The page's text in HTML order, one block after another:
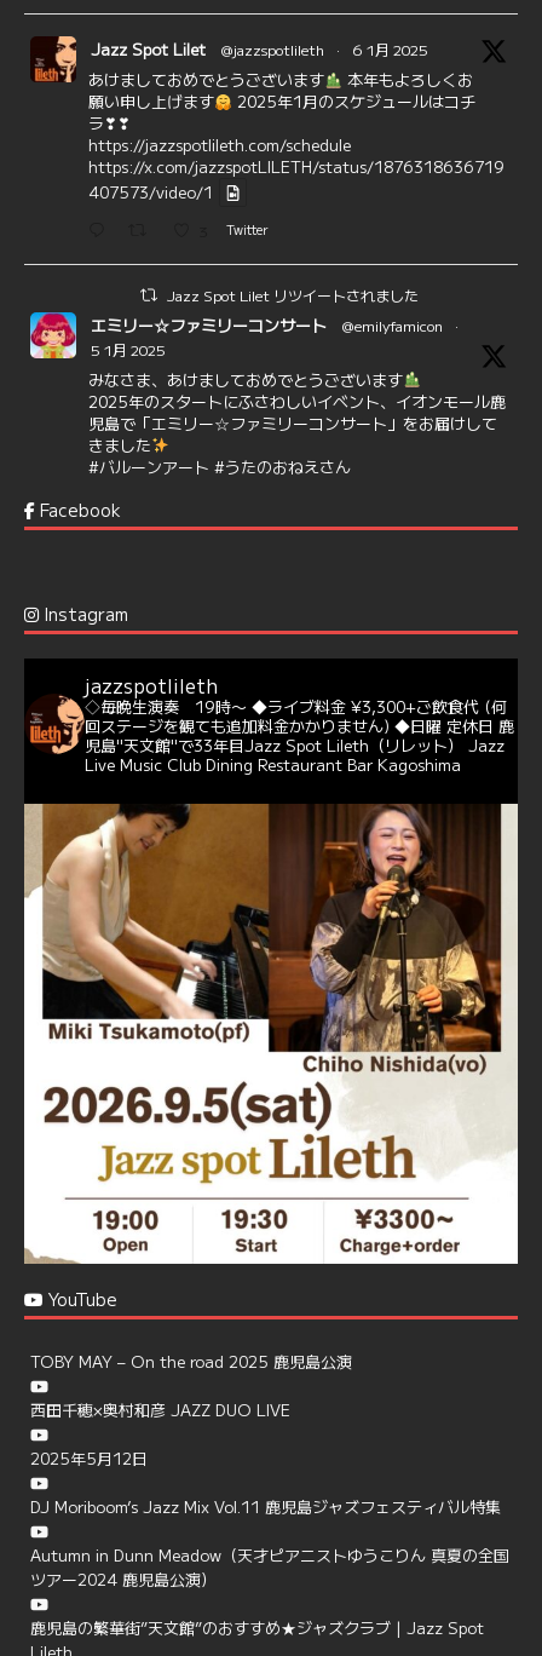
Jazz Spot Lilet @jazzspotlileth · 6 1月 2025
あけましておめでとうございます
本年もよろしくお
願い申し上げます
2025年1月のスケジュールはコチ
ラ❣❣
https://jazzspotlileth.com/schedule
https://x.com/jazzspotLILETH/status/1876318636719
407573/video/1
Twitter
Jazz Spot Lilet リツイートされました
エミリー☆ファミリーコンサート @emilyfamicon
·
5 1月 2025
みなさま、あけましておめでとうございます
2025年のスタートにふさわしいイベント、イオンモール鹿
児島で「エミリー☆ファミリーコンサート」をお届けして
きました
#バルーンアート #うたのおねえさん
6 7 Twitter
@delightful_gang
バー♪♬
当店での演奏シーンもご覧いただけます❣❣
#天文館ミリオネーション #ジャミラ #クリスマスソング
https://youtu.be/2lhypP4KWc4?si=CEbY-wEg5HDc_iEv
6 Twitter
Jazz Spot Lilet 11 11月 2024
忘年会＆新年会 ご予約承り中❣❣
☆窓辺から天文館ミリオネーション
☆JAZZの生演奏を聴きながら♪
☆地産地消に拘ったフードメニュー
プラン内容はご予算とご要望に応じてアレンジ可能ですの
で、お気軽にお問い合せください
https://jazzspotlileth.com/recommend/8650
6 7 Twitter
Load More
Facebook
Instagram
jazzspotlileth
◇毎晩生演奏 19時〜 ◆ライブ料金 ¥3,300+ご飲食代 (何
回ステージを観ても追加料金かかりません) ◆日曜 定休日 鹿
児島"天文館"で33年目Jazz Spot Lileth（リレット）
Jazz
Live Music Club Dining Restaurant Bar Kagoshima
YouTube
TOBY MAY – On the road 2025 鹿児島公演
西田千穂×奥村和彦 JAZZ DUO LIVE
2025年5月12日
DJ Moriboom’s Jazz Mix Vol.11 鹿児島ジャズフェスティバル特集
Autumn in Dunn Meadow（天才ピアニストゆうこりん 真夏の全国
ツアー2024 鹿児島公演）
鹿児島の繁華街”天文館”のおすすめ★ジャズクラブ | Jazz Spot